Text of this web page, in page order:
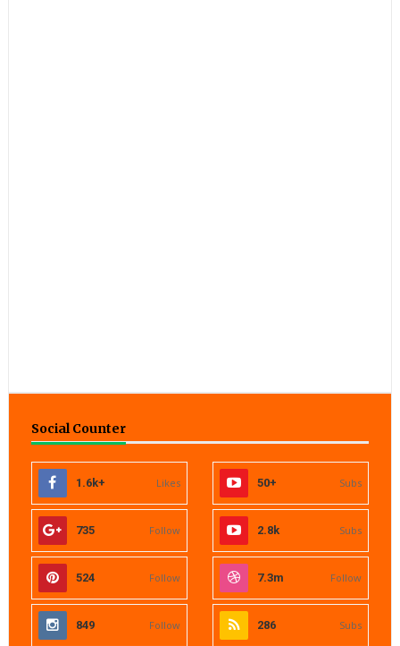
Social Counter
1.6k+ Likes 50+ Subs
735 Follow 2.8k Subs
524 Follow 7.3m Follow
849 Follow 286 Subs